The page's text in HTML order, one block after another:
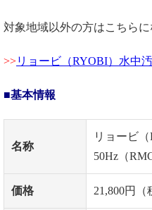
対象地域以外の方はこちらに
リョービ（RYOBI）水中
■基本情報
名称
リョービ
50Hz（
価格 21,800円（